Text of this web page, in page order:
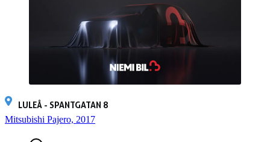
LULEÅ - SPANTGATAN 8
Mitsubishi Pajero, 2017